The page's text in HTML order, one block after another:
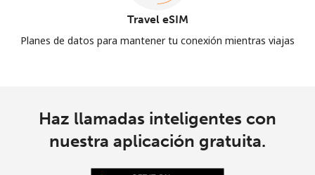
Travel eSIM
Planes de datos para mantener tu conexión mientras viajas
Haz llamadas inteligentes con
nuestra aplicación gratuita.